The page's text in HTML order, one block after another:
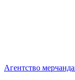
Агентство